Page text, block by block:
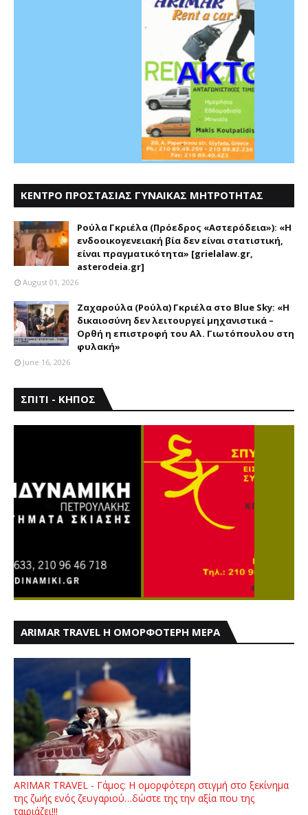
ΚΕΝΤΡΟ ΠΡΟΣΤΑΣΙΑΣ ΓΥΝΑΙΚΑΣ ΜΗΤΡΟΤΗΤΑΣ
Ρούλα Γκριέλα (Πρόεδρος «Αστερόδεια»): «Η
ενδοοικογενειακή βία δεν είναι στατιστική,
είναι πραγματικότητα» [grielalaw.gr,
asterodeia.gr]
August 01, 2026
Ζαχαρούλα (Ρούλα) Γκριέλα στο Blue Sky: «Η
δικαιοσύνη δεν λειτουργεί μηχανιστικά –
Ορθή η επιστροφή του Αλ. Γιωτόπουλου στη
φυλακή»
June 16, 2026
ΣΠΙΤΙ - ΚΗΠΟΣ
ARIMAR TRAVEL Η ΟΜΟΡΦΟΤΕΡΗ ΜΕΡΑ
ARIMAR TRAVEL - Γάμος: Η ομορφότερη στιγμή στο ξεκίνημα
της ζωής ενός ζευγαριού…δώστε της την αξία που της
ταιριάζει!!!